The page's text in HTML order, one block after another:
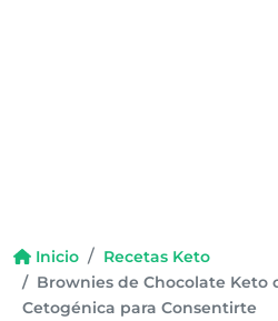
Inicio
Recetas Keto
Brownies de Chocolate Keto
Cetogénica para Consentirte